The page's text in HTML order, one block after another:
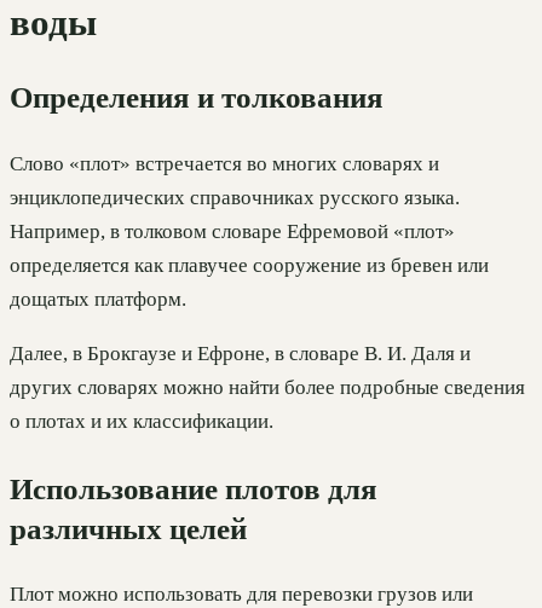
воды
Определения и толкования
Слово «плот» встречается во многих словарях и
энциклопедических справочниках русского языка.
Например, в толковом словаре Ефремовой «плот»
определяется как плавучее сооружение из бревен или
дощатых платформ.
Далее, в Брокгаузе и Ефроне, в словаре В. И. Даля и
других словарях можно найти более подробные сведения
о плотах и их классификации.
Использование плотов для
различных целей
Плот можно использовать для перевозки грузов или